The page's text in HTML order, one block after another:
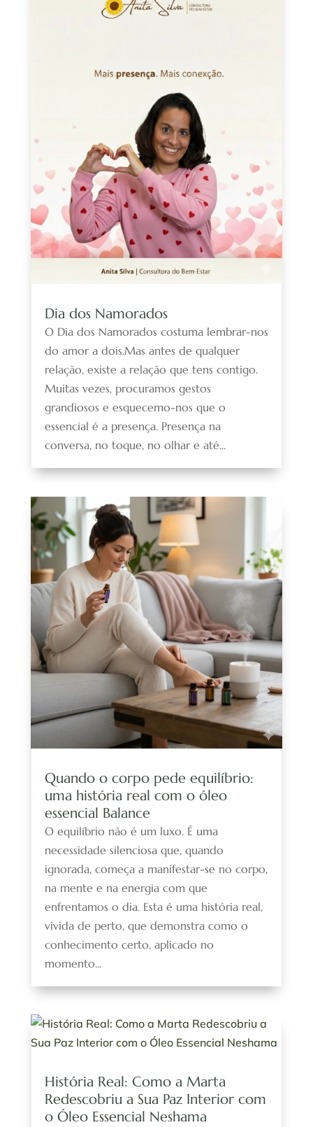
Dia dos Namorados
O Dia dos Namorados costuma lembrar-nos
do amor a dois.Mas antes de qualquer
relação, existe a relação que tens contigo.
Muitas vezes, procuramos gestos
grandiosos e esquecemo-nos que o
essencial é a presença. Presença na
conversa, no toque, no olhar e até...
Quando o corpo pede equilíbrio:
uma história real com o óleo
essencial Balance
O equilíbrio não é um luxo. É uma
necessidade silenciosa que, quando
ignorada, começa a manifestar-se no corpo,
na mente e na energia com que
enfrentamos o dia. Esta é uma história real,
vivida de perto, que demonstra como o
conhecimento certo, aplicado no
momento...
História Real: Como a Marta
Redescobriu a Sua Paz Interior com
o Óleo Essencial Neshama